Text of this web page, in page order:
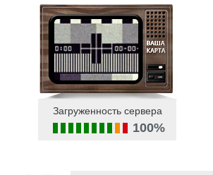
Загруженность сервера
100%